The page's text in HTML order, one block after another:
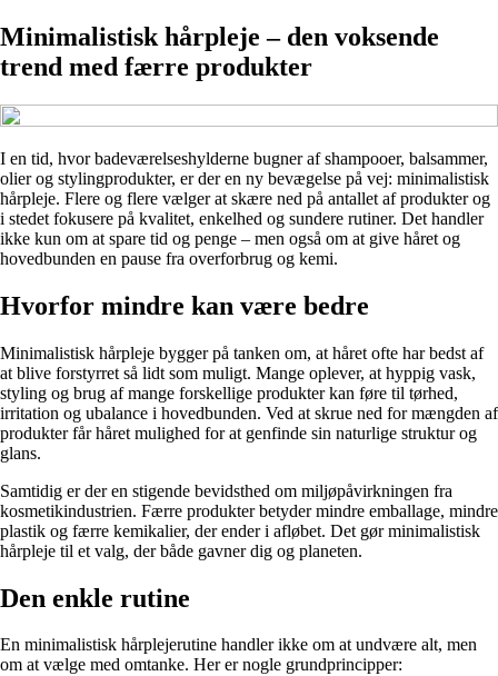
Minimalistisk hårpleje – den voksende
trend med færre produkter
I en tid, hvor badeværelseshylderne bugner af shampooer, balsammer,
olier og stylingprodukter, er der en ny bevægelse på vej: minimalistisk
hårpleje. Flere og flere vælger at skære ned på antallet af produkter og
i stedet fokusere på kvalitet, enkelhed og sundere rutiner. Det handler
ikke kun om at spare tid og penge – men også om at give håret og
hovedbunden en pause fra overforbrug og kemi.
Hvorfor mindre kan være bedre
Minimalistisk hårpleje bygger på tanken om, at håret ofte har bedst af
at blive forstyrret så lidt som muligt. Mange oplever, at hyppig vask,
styling og brug af mange forskellige produkter kan føre til tørhed,
irritation og ubalance i hovedbunden. Ved at skrue ned for mængden af
produkter får håret mulighed for at genfinde sin naturlige struktur og
glans.
Samtidig er der en stigende bevidsthed om miljøpåvirkningen fra
kosmetikindustrien. Færre produkter betyder mindre emballage, mindre
plastik og færre kemikalier, der ender i afløbet. Det gør minimalistisk
hårpleje til et valg, der både gavner dig og planeten.
Den enkle rutine
En minimalistisk hårplejerutine handler ikke om at undvære alt, men
om at vælge med omtanke. Her er nogle grundprincipper: